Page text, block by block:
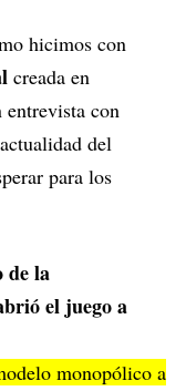
hicimos con
creada en
con
del
para los
de la
el juego a
monopólico a